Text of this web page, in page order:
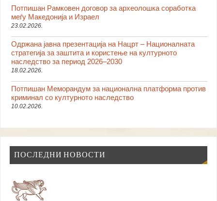
Потпишан Рамковен договор за археолошка соработка
меѓу Македонија и Израел
23.02.2026.
Одржана јавна презентација на Нацрт – Националната
стратегија за заштита и користење на културното
наследство за период 2026–2030
18.02.2026.
Потпишан Меморандум за национална платформа против
криминал со културното наследство
10.02.2026.
ПОСЛЕДНИ НОВОСТИ